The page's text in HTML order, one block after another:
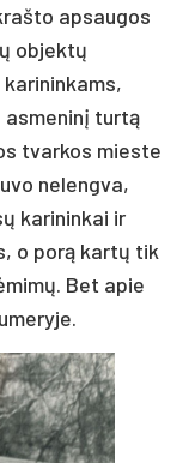
apsaugos
objektų
turtą
tvarkos mieste
nelengva,
karininkai ir
o porą kartų tik
Bet apie